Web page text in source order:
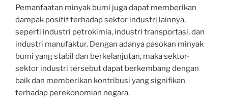
Pemanfaatan minyak bumi juga dapat memberikan
dampak positif terhadap sektor industri lainnya,
seperti industri petrokimia, industri transportasi, dan
industri manufaktur. Dengan adanya pasokan minyak
bumi yang stabil dan berkelanjutan, maka sektor-
sektor industri tersebut dapat berkembang dengan
baik dan memberikan kontribusi yang signifikan
terhadap perekonomian negara.